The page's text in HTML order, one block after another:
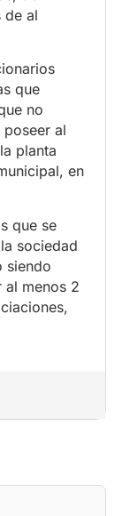
de al
que
no
al
planta
en
que se
sociedad
siendo
al menos 2